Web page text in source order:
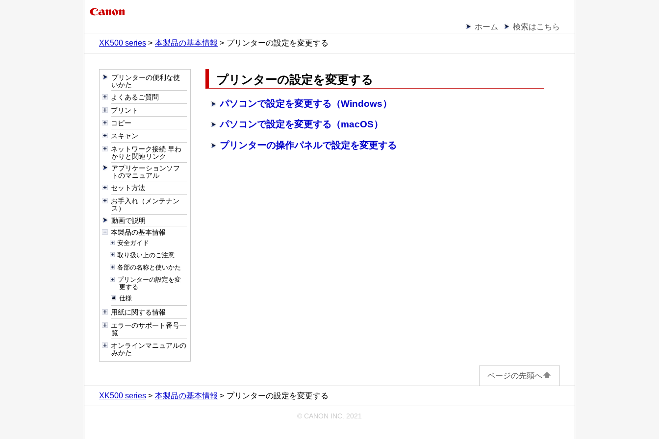
ホーム
検索はこちら
XK500 series
本製品の基本情報 プリンターの設定を変更する
プリンターの便利な使
いかた
よくあるご質問
プリント
コピー
スキャン
ネットワーク接続 早わ
かりと関連リンク
アプリケーションソフ
トのマニュアル
セット方法
お手入れ（メンテナン
ス）
動画で説明
本製品の基本情報
安全ガイド
取り扱い上のご注意
各部の名称と使いかた
プリンターの設定を変
更する
仕様
用紙に関する情報
エラーのサポート番号一
覧
オンラインマニュアルの
みかた
プリンターの設定を変更する
パソコンで設定を変更する（Windows）
パソコンで設定を変更する（macOS）
プリンターの操作パネルで設定を変更する
ページの先頭へ
XK500 series 本製品の基本情報 プリンターの設定を変更する
© CANON INC. 2021